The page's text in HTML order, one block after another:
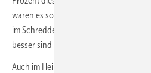
waren es sogar mehr als 5 GWh – übrig
im Schredder und werden direkt
besser sind als kostenoptimierte,
Auch im Heim- und